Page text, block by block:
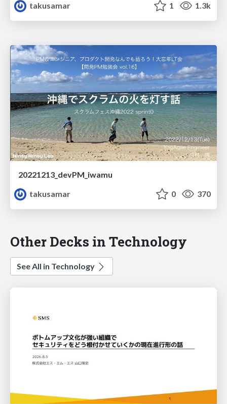
takusamar
1 1.3k
20221213_devPM_iwamu
takusamar
0 370
Other Decks in Technology
See All in Technology